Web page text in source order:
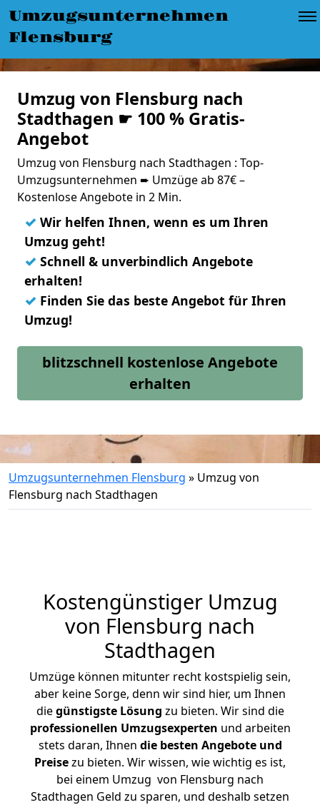
Umzugsunternehmen
Flensburg
Umzug von Flensburg nach
Stadthagen ☛ 100 % Gratis-
Angebot
Umzug von Flensburg nach Stadthagen : Top-
Umzugsunternehmen ➨ Umzüge ab 87€ –
Kostenlose Angebote in 2 Min.
✓ Wir helfen Ihnen, wenn es um Ihren
Umzug geht!
✓ Schnell & unverbindlich Angebote
erhalten!
✓ Finden Sie das beste Angebot für Ihren
Umzug!
blitzschnell kostenlose Angebote
erhalten
Umzugsunternehmen Flensburg » Umzug von
Flensburg nach Stadthagen
Kostengünstiger Umzug
von Flensburg nach
Stadthagen
Umzüge können mitunter recht kostspielig sein,
aber keine Sorge, denn wir sind hier, um Ihnen
diegünstigste Lösung zu bieten. Wir sind die
professionellen Umzugsexperten und arbeiten
stets daran, Ihnen die besten Angebote und
Preisezu bieten. Wir wissen, wie wichtig es ist,
bei einem Umzug von Flensburg nach
Stadthagen Geld zu sparen, und deshalb setzen